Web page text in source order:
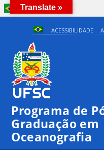
BRASIL
ACESSIBILIDADE
Programa de
Graduação em
Oceanografia
Translate »